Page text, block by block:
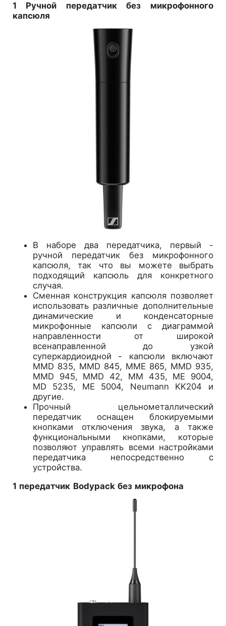
1 Ручной передатчик без микрофонного
капсюля
В наборе два передатчика, первый -
ручной передатчик без микрофонного
капсюля, так что вы можете выбрать
подходящий капсюль для конкретного
случая.
Сменная конструкция капсюля позволяет
использовать различные дополнительные
динамические и конденсаторные
микрофонные капсюли с диаграммой
направленности от широкой
всенаправленной до узкой
суперкардиоидной - капсюли включают
MMD 835, MMD 845, MME 865, MMD 935,
MMD 945, MMD 42, MM 435, ME 9004,
MD 5235, ME 5004, Neumann KK204 и
другие.
Прочный цельнометаллический
передатчик оснащен блокируемыми
кнопками отключения звука, а также
функциональными кнопками, которые
позволяют управлять всеми настройками
передатчика непосредственно с
устройства.
1 передатчик Bodypack без микрофона